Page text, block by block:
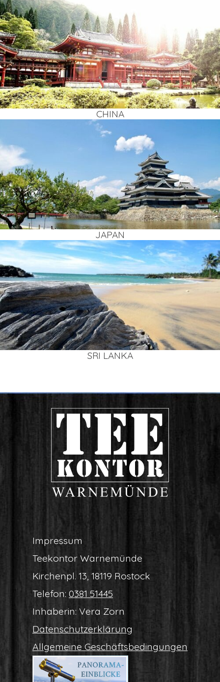
CHI­NA
JAPAN
SRI LAN­KA
Impres­sum
Tee­kon­tor Warnemünde
Kir­chen­pl. 13, 18119 Rostock
Tele­fon: 0381 51445
Inha­be­rin: Vera Zorn
Daten­schutz­er­klä­rung
All­ge­mei­ne Geschäftsbedingungen